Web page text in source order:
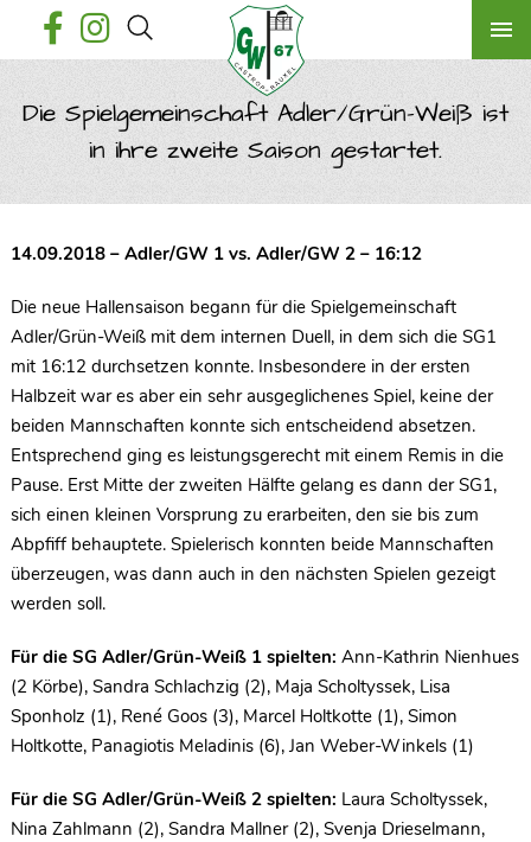
Die Spielgemeinschaft Adler/Grün-Weiß ist
in ihre zweite Saison gestartet.
14.09.2018 – Adler/GW 1 vs. Adler/GW 2 – 16:12
Die neue Hallensaison begann für die Spielgemeinschaft
Adler/Grün-Weiß mit dem internen Duell, in dem sich die SG1
mit 16:12 durchsetzen konnte. Insbesondere in der ersten
Halbzeit war es aber ein sehr ausgeglichenes Spiel, keine der
beiden Mannschaften konnte sich entscheidend absetzen.
Entsprechend ging es leistungsgerecht mit einem Remis in die
Pause. Erst Mitte der zweiten Hälfte gelang es dann der SG1,
sich einen kleinen Vorsprung zu erarbeiten, den sie bis zum
Abpfiff behauptete. Spielerisch konnten beide Mannschaften
überzeugen, was dann auch in den nächsten Spielen gezeigt
werden soll.
Für die SG Adler/Grün-Weiß 1 spielten: Ann-Kathrin Nienhues
(2 Körbe), Sandra Schlachzig (2), Maja Scholtyssek, Lisa
Sponholz (1), René Goos (3), Marcel Holtkotte (1), Simon
Holtkotte, Panagiotis Meladinis (6), Jan Weber-Winkels (1)
Für die SG Adler/Grün-Weiß 2 spielten: Laura Scholtyssek,
Nina Zahlmann (2), Sandra Mallner (2), Svenja Drieselmann,